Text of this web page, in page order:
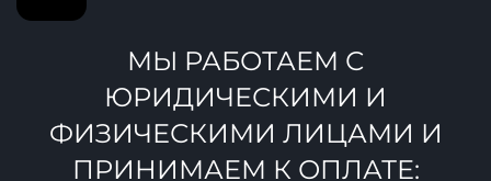
МЫ РАБОТАЕМ С
ЮРИДИЧЕСКИМИ И
ФИЗИЧЕСКИМИ ЛИЦАМИ И